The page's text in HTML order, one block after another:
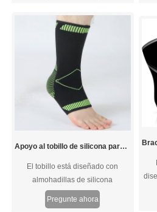
Apoyo al tobillo de silicona para hombres y mujeres
El tobillo está diseñado con
almohadillas de silicona
correspondientes basadas en los
tobillos internos y externos para
Pregunte ahora